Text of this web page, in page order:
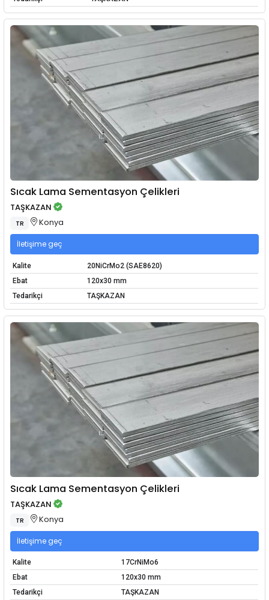
Sıcak Lama Sementasyon Çelikleri
TAŞKAZAN
TR Konya
İletişime geç
Kalite
20NiCrMo2 (SAE8620)
Ebat
120x30 mm
Tedarikçi
TAŞKAZAN
Sıcak Lama Sementasyon Çelikleri
TAŞKAZAN
TR Konya
İletişime geç
Kalite
17CrNiMo6
Ebat
120x30 mm
Tedarikçi
TAŞKAZAN